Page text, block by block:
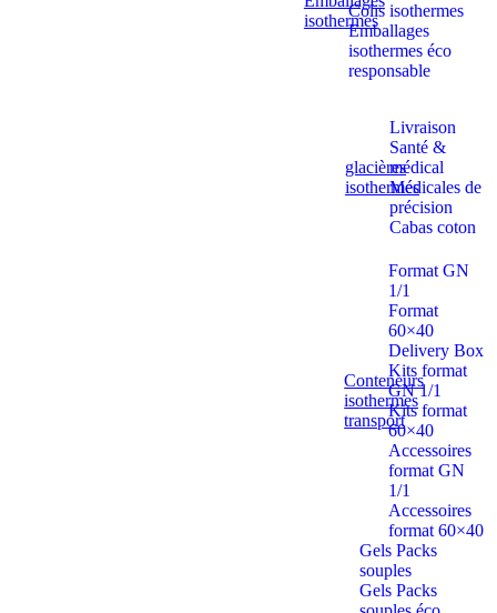
isothermes
Colis isothermes
Emballages
isothermes éco
responsable
glacières
isothermes
Livraison
Santé &
médical
Médicales de
précision
Cabas coton
Conteneurs
isothermes
transport
Format GN
1/1
Format
60×40
Delivery Box
Kits format
GN 1/1
Kits format
60×40
Accessoires
format GN
1/1
Accessoires
format 60×40
Gels Packs
souples
Gels Packs